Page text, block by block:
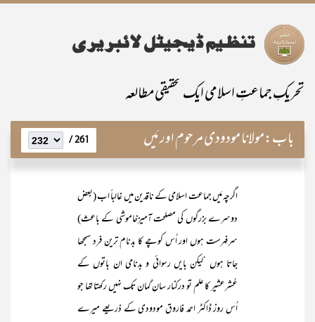
تحریکِ جماعتِ اسلامی ایک تحقیقی مطالعہ
باب:مولانا مودودی مرحوم اور مَیں 261 /
اگرچہ مَیں جماعت اسلامی کے ناقدین میں غالباً اب (بعض
دوسرے بزرگوں کی مصلحت آمیزخاموشی کے باعث)
سرفہرست ہوں اور اُس کوچے کا بدنام ترین فرد سمجھا
جاتا ہوں ‘لیکن بایں رسوائی و بدنامی ان باتوں کے
عُشرعشیر کا علم تو درکنار سان گمان تک نہیں رکھتا تھا جو
اُس روز ڈاکٹر احمد فاروق مودودی کے ذریعے میرے